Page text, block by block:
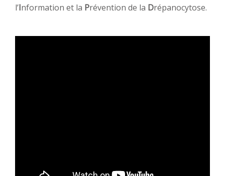
l’Information et la Prévention de la Drépanocytose.